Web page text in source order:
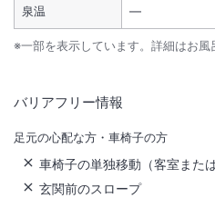
泉温 ―
※一部を表示しています。詳細はお風
バリアフリー情報
足元の心配な方・車椅子の方
車椅子の単独移動（客室または
玄関前のスロープ